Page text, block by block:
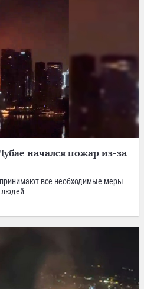
начался пожар из-за
принимают все необходимые меры
людей.